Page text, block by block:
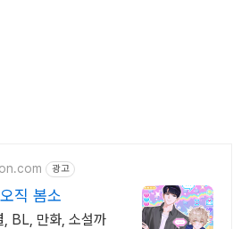
광고
직 봄소
, BL, 만화, 소설까